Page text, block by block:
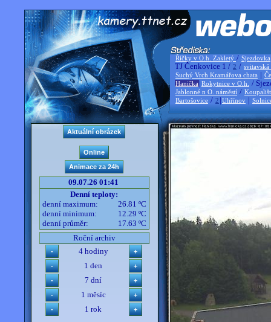
Říčky v O.h. Zakletý / Sjezdovka
TJ Čenkovice 1 / 2 / svitavská
Suchý Vrch Kramářova chata |
Hanička |Rokytnice v O.h. /
Jablonné n O. náměstí /
Bartošovice / 2 |Uhřínov |
09.07.26 01:41
Denní teploty:
denní maximum:
26.81 ºC
denní minimum:
12.29 ºC
denní průměr:
17.63 ºC
Roční archiv
4 hodiny
1 den
7 dní
1 měsíc
1 rok